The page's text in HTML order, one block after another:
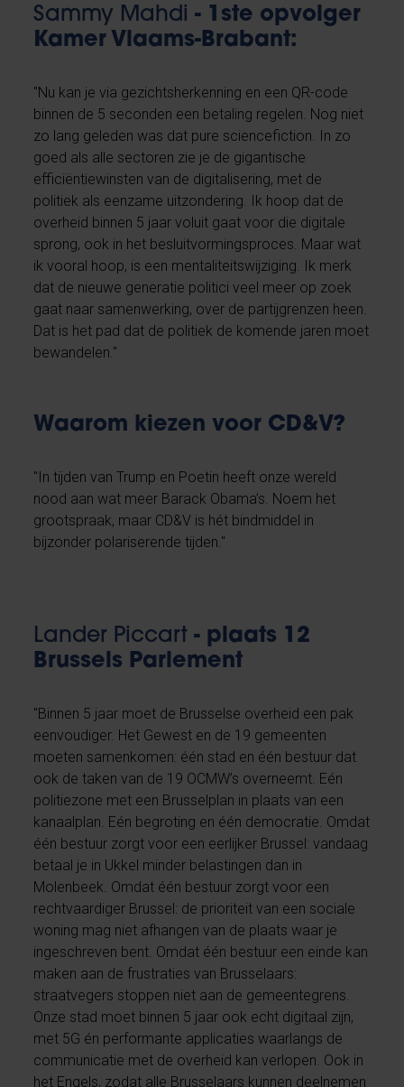
Sammy Mahdi - 1ste opvolger
Kamer Vlaams-Brabant:
"Nu kan je via gezichtsherkenning en een QR-code
binnen de 5 seconden een betaling regelen. Nog niet
zo lang geleden was dat pure sciencefiction. In zo
goed als alle sectoren zie je de gigantische
efficiëntiewinsten van de digitalisering, met de
politiek als eenzame uitzondering. Ik hoop dat de
overheid binnen 5 jaar voluit gaat voor die digitale
sprong, ook in het besluitvormingsproces. Maar wat
ik vooral hoop, is een mentaliteitswijziging. Ik merk
dat de nieuwe generatie politici veel meer op zoek
gaat naar samenwerking, over de partijgrenzen heen.
Dat is het pad dat de politiek de komende jaren moet
bewandelen."
Waarom kiezen voor CD&V?
"In tijden van Trump en Poetin heeft onze wereld
nood aan wat meer Barack Obama’s. Noem het
grootspraak, maar CD&V is hét bindmiddel in
bijzonder polariserende tijden."
Lander Piccart - plaats 12
Brussels Parlement
"Binnen 5 jaar moet de Brusselse overheid een pak
eenvoudiger. Het Gewest en de 19 gemeenten
moeten samenkomen: één stad en één bestuur dat
ook de taken van de 19 OCMW’s overneemt. Eén
politiezone met een Brusselplan in plaats van een
kanaalplan. Eén begroting en één democratie. Omdat
één bestuur zorgt voor een eerlijker Brussel: vandaag
betaal je in Ukkel minder belastingen dan in
Molenbeek. Omdat één bestuur zorgt voor een
rechtvaardiger Brussel: de prioriteit van een sociale
woning mag niet afhangen van de plaats waar je
ingeschreven bent. Omdat één bestuur een einde kan
maken aan de frustraties van Brusselaars:
straatvegers stoppen niet aan de gemeentegrens.
Onze stad moet binnen 5 jaar ook echt digitaal zijn,
met 5G én performante applicaties waarlangs de
communicatie met de overheid kan verlopen. Ook in
het Engels, zodat alle Brusselaars kunnen deelnemen